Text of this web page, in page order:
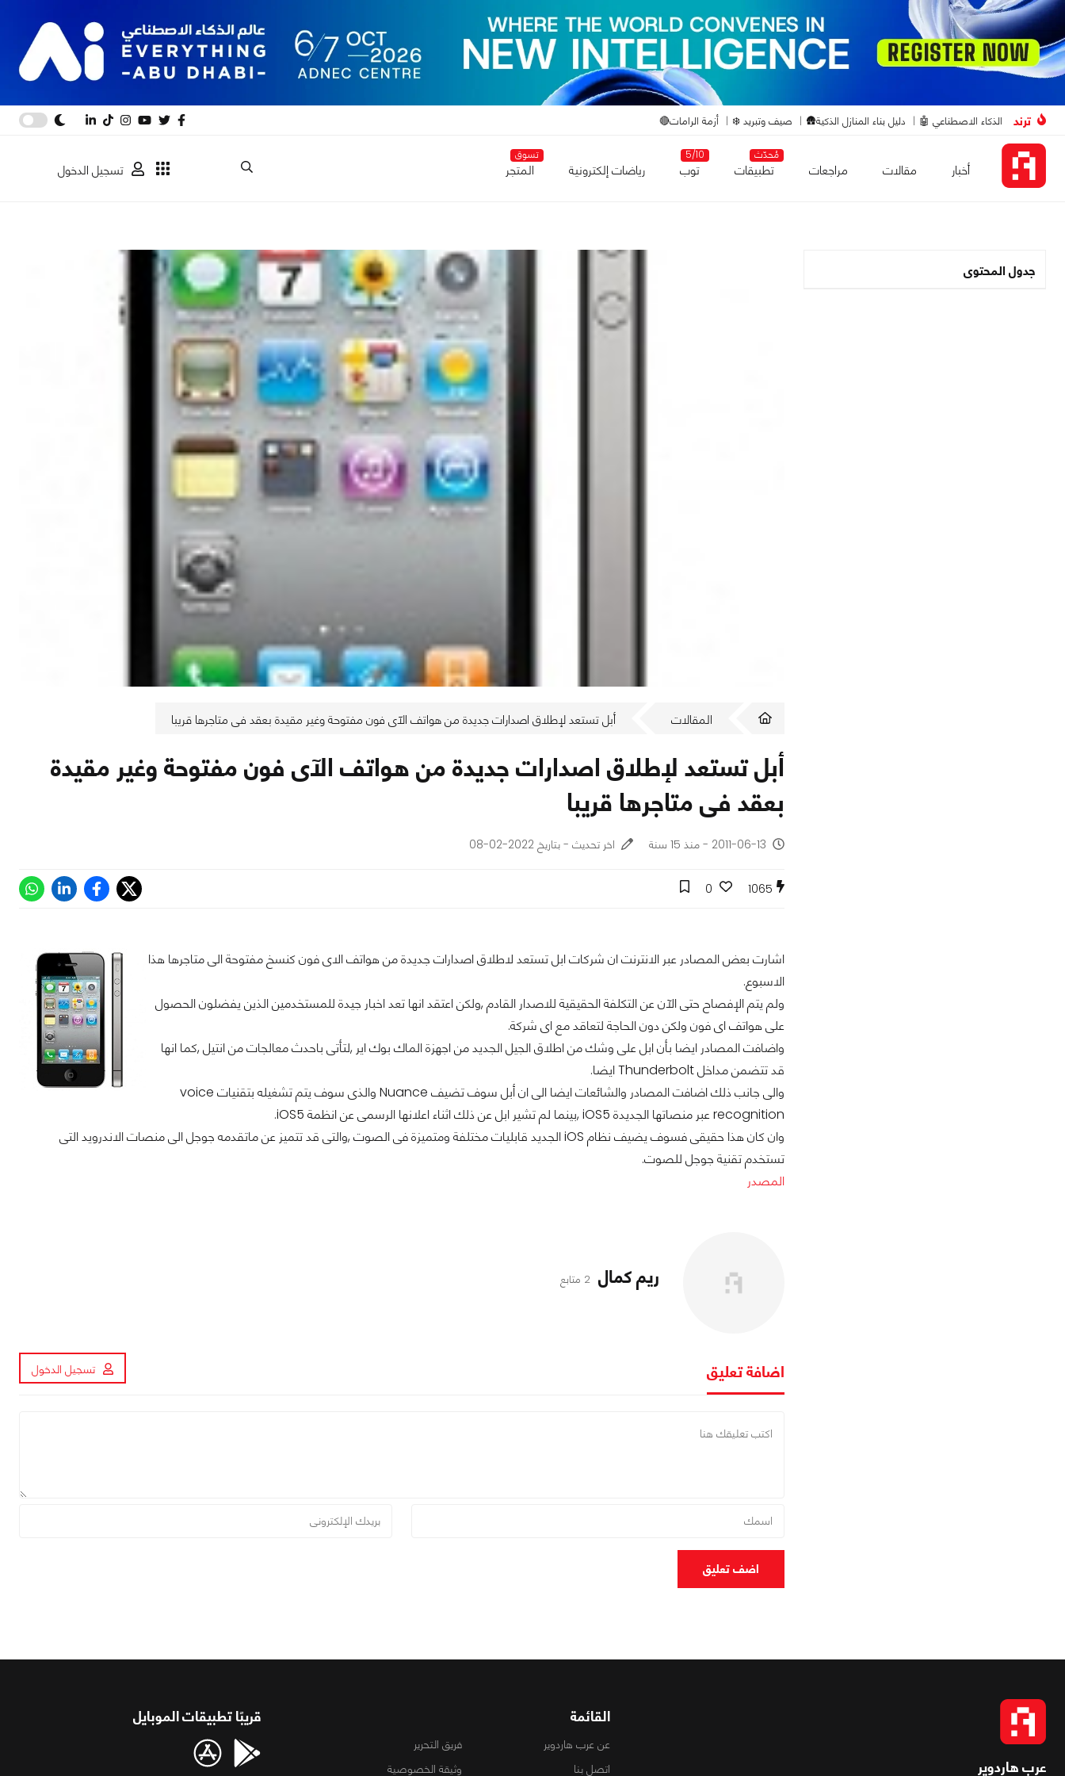
ترند الذكاء الاصطناعي 🤖 دليل بناء المنازل الذكية🛖 صيف وتبريد ❄️ أزمة الرامات🔴
أخبار مقالات مراجعات
مُحدّث
تطبيقات
5/10
توب رياضات إلكترونية
تسوق
المتجر تسجيل الدخول
جدول المحتوى
المقالات أبل تستعد لإطلاق اصدارات جديدة من هواتف الآى فون مفتوحة وغير مقيدة بعقد فى متاجرها قريبا
أبل تستعد لإطلاق اصدارات جديدة من هواتف الآى فون مفتوحة وغير مقيدة
بعقد فى متاجرها قريبا
2011-06-13 - منذ 15 سنة اخر تحديث - بتاريخ 2022-02-08
1065
0
اشارت بعض المصادر عبر الانترنت ان شركات ابل تستعد لاطلاق اصدارات جديدة من هواتف الاى فون كنسخ مفتوحة الى متاجرها هذا
الاسبوع.
ولم يتم الإفصاح حتى الآن عن التكلفة الحقيقية للاصدار القادم ,ولكن اعتقد انها تعد اخبار جيدة للمستخدمين الذين يفضلون الحصول
على هواتف اى فون ولكن دون الحاجة لتعاقد مع اى شركة.
واضافت المصادر ايضا بأن ابل على وشك من اطلاق الجيل الجديد من اجهزة الماك بوك اير ,لتأتى باحدث معالجات من انتيل ,كما انها
قد تتضمن مداخل Thunderbolt ايضا.
والى جانب ذلك اضافت المصادر والشائعات ايضا الى ان أبل سوف تضيف Nuance والذى سوف يتم تشغيله بتقنيات voice
recognition عبر منصاتها الجديدة iOS5 ,بينما لم تشير ابل عن ذلك اثناء اعلانها الرسمى عن انظمة iOS5.
وان كان هذا حقيقى فسوف يضيف نظام iOS الجديد قابليات مختلفة ومتميزة فى الصوت ,والتى قد تتميز عن ماتقدمه جوجل الى منصات الاندرويد التى
تستخدم تقنية جوجل للصوت.
المصدر
ريم كمال 2 متابع
اضافة تعليق تسجيل الدخول
اضف تعليق
عرب هاردوير
القائمة
عن عرب هاردوير
فريق التحرير
اتصل بنا
وثيقة الخصوصية
قريبًا تطبيقات الموبايل